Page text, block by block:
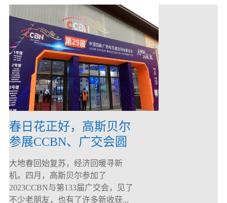
春日花正好，高斯贝尔
参展CCBN、广交会圆
满落幕！
大地春回始复苏，经济回暖寻新
机。四月，高斯贝尔参加了
2023CCBN与第133届广交会，见了
不少老朋友，也有了许多新收获...